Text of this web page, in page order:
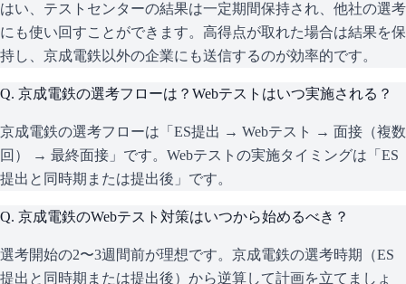
はい、テストセンターの結果は一定期間保持され、他社の選考
にも使い回すことができます。高得点が取れた場合は結果を保
持し、京成電鉄以外の企業にも送信するのが効率的です。
Q. 京成電鉄の選考フローは？Webテストはいつ実施される？
京成電鉄の選考フローは「ES提出 → Webテスト → 面接（複数
回） → 最終面接」です。Webテストの実施タイミングは「ES
提出と同時期または提出後」です。
Q. 京成電鉄のWebテスト対策はいつから始めるべき？
選考開始の2〜3週間前が理想です。京成電鉄の選考時期（ES
提出と同時期または提出後）から逆算して計画を立てましょ